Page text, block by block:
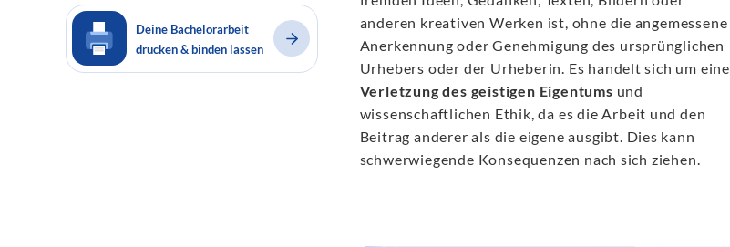
Deine Bachelorarbeit
drucken & binden lassen
anderen kreativen Werken ist, ohne die angemessene
Anerkennung oder Genehmigung des ursprünglichen
Urhebers oder der Urheberin. Es handelt sich um eine
Verletzung des geistigen Eigentums und
wissenschaftlichen Ethik, da es die Arbeit und den
Beitrag anderer als die eigene ausgibt. Dies kann
schwerwiegende Konsequenzen nach sich ziehen.